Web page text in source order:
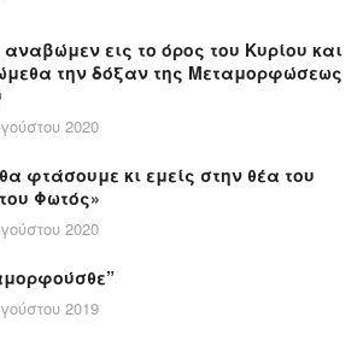
αναβώμεν εις το όρος του Κυρίου και
την δόξαν της Μεταμορφώσεως
2020
φτάσουμε κι εμείς στην θέα του
Φωτός»
2020
2019